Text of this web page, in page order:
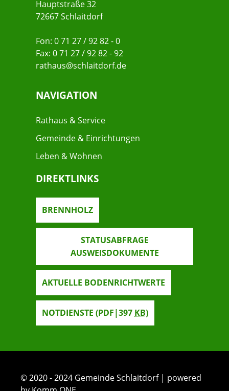
Hauptstraße 32
72667 Schlaitdorf
Fon: 0 71 27 / 92 82 - 0
Fax: 0 71 27 / 92 82 - 92
rathaus@schlaitdorf.de
NAVIGATION
Rathaus & Service
Gemeinde & Einrichtungen
Leben & Wohnen
DIREKTLINKS
BRENNHOLZ
STATUSABFRAGE
AUSWEISDOKUMENTE
AKTUELLE BODENRICHTWERTE
NOTDIENSTE (PDF|397 KB)
© 2020 - 2024 Gemeinde Schlaitdorf | powered